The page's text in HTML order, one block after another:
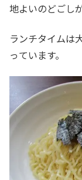
地よいのどごし
ランチタイムは
っています。